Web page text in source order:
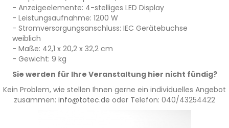
- Anzeigeelemente: 4-stelliges LED Display
- Leistungsaufnahme: 1200 W
- Stromversorgungsanschluss: IEC Gerätebuchse
weiblich
- Maße: 42,1 x 20,2 x 32,2 cm
- Gewicht: 9 kg
Sie werden für Ihre Veranstaltung hier nicht fündig?
Kein Problem, wie stellen Ihnen gerne ein individuelles Angebot
zusammen: info@totec.de oder Telefon: 040/43254422